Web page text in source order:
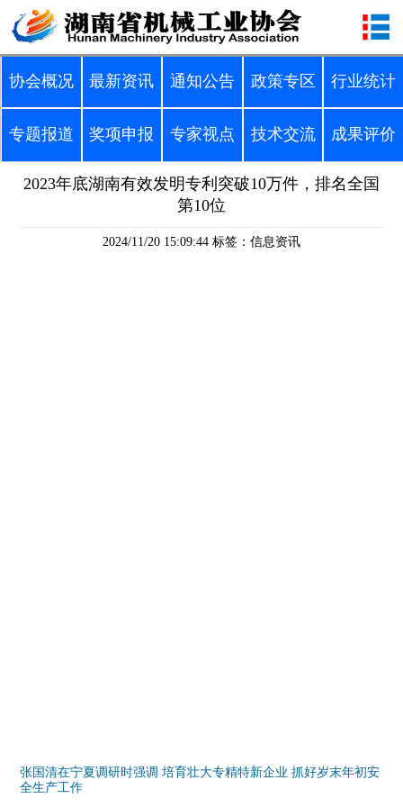
协会概况 最新资讯 通知公告 政策专区 行业统计
专题报道 奖项申报 专家视点 技术交流 成果评价
2023年底湖南有效发明专利突破10万件，排名全国
第10位
2024/11/20 15:09:44 标签：信息资讯
张国清在宁夏调研时强调 培育壮大专精特新企业 抓好岁末年初安
全生产工作